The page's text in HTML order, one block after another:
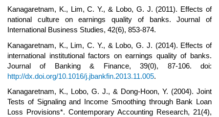
Kanagaretnam, K., Lim, C. Y., & Lobo, G. J. (2011). Effects of
national culture on earnings quality of banks. Journal of
International Business Studies, 42(6), 853-874.
Kanagaretnam, K., Lim, C. Y., & Lobo, G. J. (2014). Effects of
international institutional factors on earnings quality of banks.
Journal of Banking & Finance, 39(0), 87-106. doi:
http://dx.doi.org/10.1016/j.jbankfin.2013.11.005.
Kanagaretnam, K., Lobo, G. J., & Dong-Hoon, Y. (2004). Joint
Tests of Signaling and Income Smoothing through Bank Loan
Loss Provisions*. Contemporary Accounting Research, 21(4),